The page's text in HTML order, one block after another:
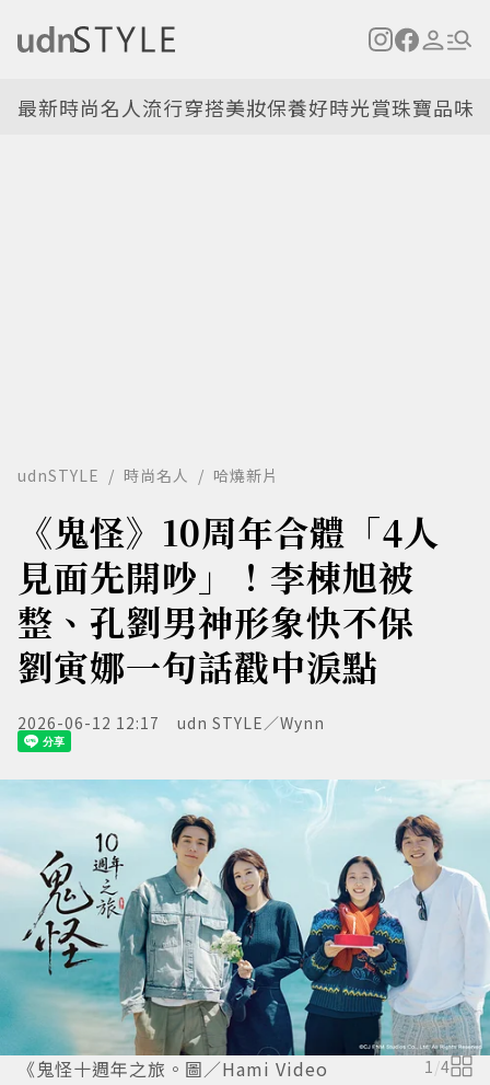
最新時尚名人流行穿搭美妝保養好時光賞珠寶品味
udnSTYLE 時尚名人 哈燒新片
《鬼怪》10周年合體「4人
見面先開吵」！李棟旭被
整、孔劉男神形象快不保
劉寅娜一句話戳中淚點
2026-06-12 12:17 udn STYLE／Wynn
《鬼怪十週年之旅。圖／Hami Video 1/4